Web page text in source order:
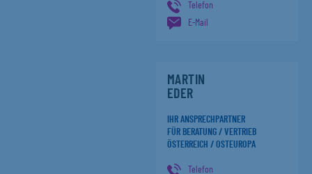
Telefon
E-Mail
MARTIN
EDER
IHR ANSPRECHPARTNER
FÜR BERATUNG / VERTRIEB
ÖSTERREICH / OSTEUROPA
Telefon